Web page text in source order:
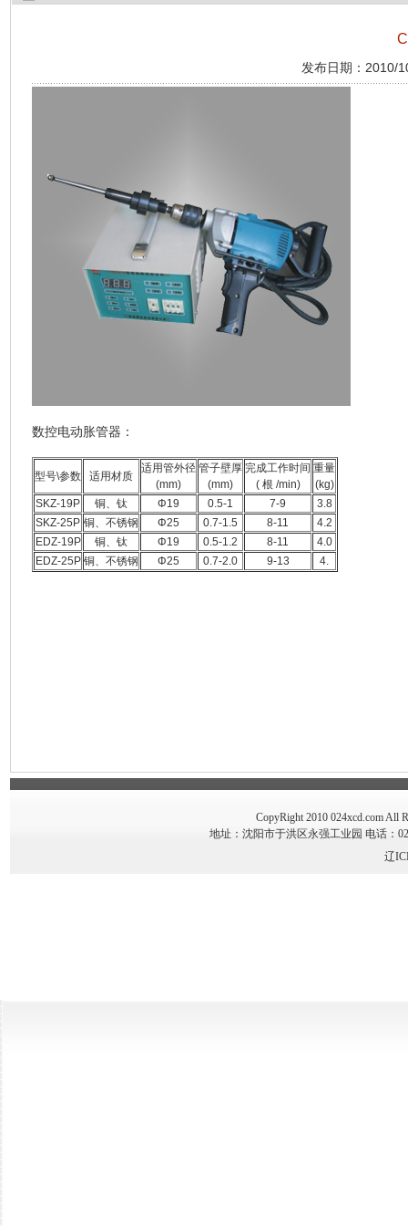
发布日期：2010/
数控电动胀管器：
型号\参数 适用材质
适用管外径
(mm)
管子壁厚
(mm)
完成工作时间
( 根 /min)
重量
(kg)
SKZ-19P
铜、钛 Φ19 0.5-1 7-9
3.8
SKZ-25P 铜、不锈钢 Φ25 0.7-1.5 8-11
4.2
EDZ-19P
铜、钛 Φ19 0.5-1.2 8-11
4.0
EDZ-25P 铜、不锈钢 Φ25 0.7-2.0 9-13 4.
CopyRight 2010 024xcd.com All
地址：沈阳市于洪区永强工业园 电话：
辽